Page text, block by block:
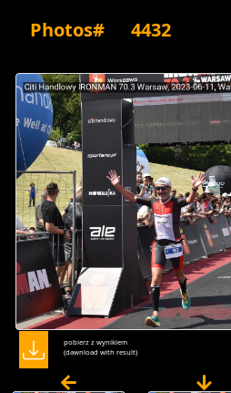
Photos# 4432
pobierz z wynikiem
(dawnload with result)